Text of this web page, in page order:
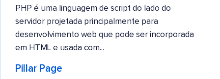
PHP é uma linguagem de script do lado do
servidor projetada principalmente para
desenvolvimento web que pode ser incorporada
em HTML e usada com...
Pillar Page